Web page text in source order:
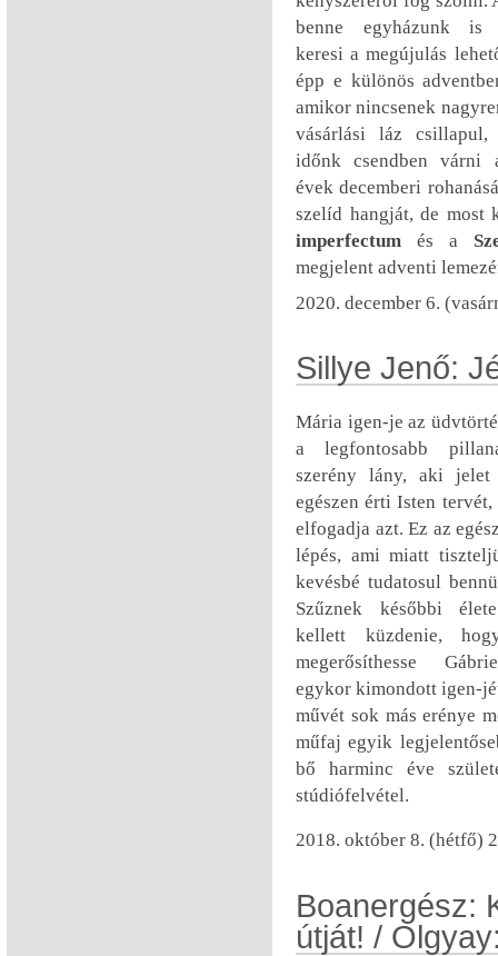
benne egyházunk is
keresi a megújulás
épp e különös
amikor nincsenek
vásárlási láz
időnk csendben várni
évek decemberi
szelíd hangját, de most
imperfectum és a
megjelent adventi
2020. december 6.
Sillye Jenő:
Mária igen-je az
a legfontosabb
szerény lány, aki
egészen érti Isten
elfogadja azt. Ez az
lépés, ami miatt
kevésbé tudatosul
Szűznek későbbi
kellett küzdenie,
megerősíthesse
egykor kimondott igen-
művét sok más erénye
műfaj egyik
bő harminc éve
stúdiófelvétel.
2018. október 8. (hétfő)
Boanergész:
útját! /